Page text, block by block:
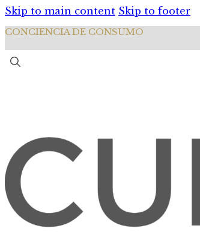
Skip to main content Skip to footer
CONCIENCIA DE CONSUMO